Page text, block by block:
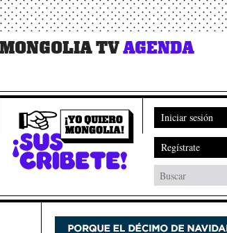
MONGOLIA TVAGENDA
Iniciar sesión
Regístrate